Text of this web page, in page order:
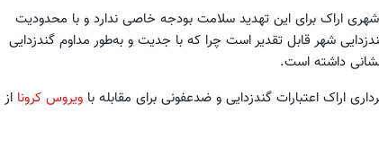
اراک برای این تهدید سلامت بودجه خاصی ندارد و با محدودیت
شهر قابل تقدیر است چرا که با جدیت و به‌طور مداوم گندزدایی
داشته است.
اراک اعتبارات گندزدایی و ضدعفونی برای مقابله با ویروس کرونا از